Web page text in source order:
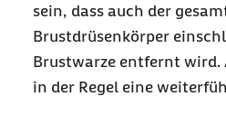
sein, dass auch der
Brustdrüsenkörper
Brustwarze entfernt wird.
in der Regel eine